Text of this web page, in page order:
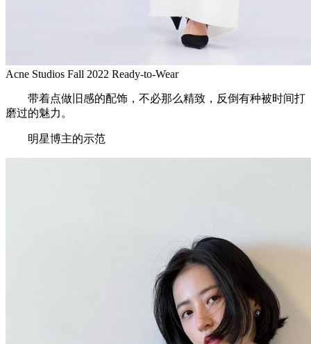
Acne Studios Fall 2022 Ready-to-Wear
带着点做旧感的配饰，不必那么精致，反倒有种被时间打
磨过的魅力。
明星博主的示范